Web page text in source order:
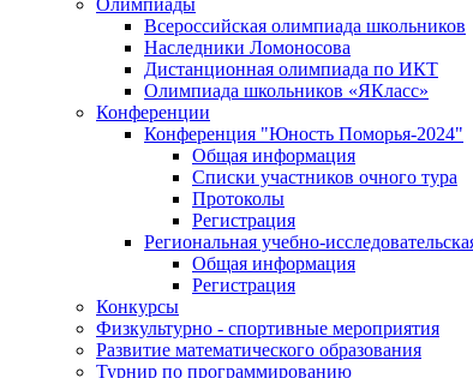
Всероссийская олимпиада школьников
Наследники Ломоносова
Дистанционная олимпиада по ИКТ
Олимпиада школьников «ЯКласс»
Конференции
Конференция "Юность Поморья-2024"
Общая информация
Списки участников очного тура
Протоколы
Регистрация
Региональная учебно-
Общая информация
Регистрация
Конкурсы
Физкультурно - спортивные мероприятия
Развитие математического образования
Турнир по программированию